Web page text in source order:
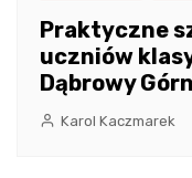
Praktyczne
uczniów
Dąbrowy
Karol Kaczmarek